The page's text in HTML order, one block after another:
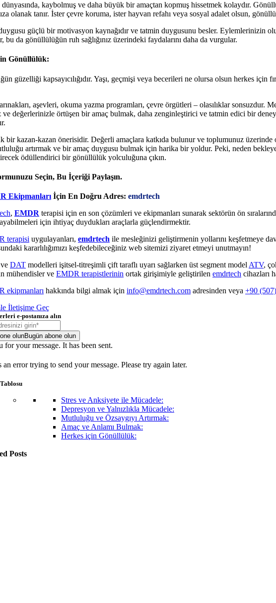
kaybolmuş ve daha büyük bir amaçtan kopmuş hissetmek kolaydır.
olanak tanır. İster çevre koruma, ister hayvan refahı veya sosyal adalet olsun,
güçlü bir motivasyon kaynağıdır ve tatmin duygusunu besler. Eylemlerinizin
bu da gönüllülüğün ruh sağlığınız üzerindeki faydalarını daha da vurgular.
Gönüllülük:
güzelliği kapsayıcılığıdır. Yaşı, geçmişi veya becerileri ne olursa olsun herkes
aşevleri, okuma yazma programları, çevre örgütleri – olasılıklar
ve değerlerinizle örtüşen bir amaç bulmak, daha zenginleştirici ve tatmin edici bir
bir kazan-kazan önerisidir. Değerli amaçlara katkıda bulunur ve toplumunuz
artırmak ve bir amaç duygusu bulmak için harika bir yoldur. Peki, neden
ödüllendirici bir gönüllülük yolculuğuna çıkın.
Seçin, Bu İçeriği Paylaşın.
Ekipmanları İçin En Doğru Adres: emdrtech
, EMDR terapisi için en son çözümleri ve ekipmanları sunarak sektörün ön
için ihtiyaç duydukları araçlarla güçlendirmektir.
terapisi uygulayanları, emdrtech ile mesleğinizi geliştirmenin yollarını keşfetmeye
kararlılığımızı keşfedebileceğiniz web sitemizi ziyaret etmeyi unutmayın!
DAT modelleri işitsel-titreşimli çift taraflı uyarı sağlarken üst segment model ATV,
mühendisler ve EMDR terapistlerinin ortak girişimiyle geliştirilen emdrtech cihazları
ekipmanları hakkında bilgi almak için info@emdrtech.com adresinden veya +90
İletişime Geç
e-postanıza alın
olunBugün abone olun
for your message. It has been sent.
an error trying to send your message. Please try again later.
Stres ve Anksiyete ile Mücadele:
Depresyon ve Yalnızlıkla Mücadele:
Mutluluğu ve Özsaygıyı Artırmak:
Amaç ve Anlamı Bulmak:
Herkes için Gönüllülük:
Posts